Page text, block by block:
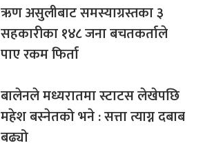
ऋण असुलीबाट समस्याग्रस्तका ३
सहकारीका १४८ जना बचतकर्ताले
पाए रकम फिर्ता
बालेनले मध्यरातमा स्टाटस लेखेपछि
महेश बस्नेतको भने : सत्ता त्याग्न दबाब
बढ्यो